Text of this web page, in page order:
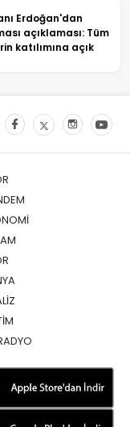
Erdoğan'dan
açıklaması: Tüm
katılımına açık